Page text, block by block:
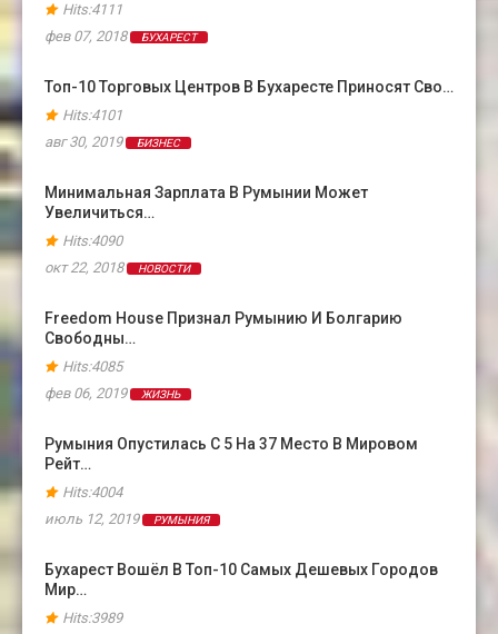
Hits:4111
фев 07, 2018
БУХАРЕСТ
Топ-10 Торговых Центров В Бухаресте Приносят Сво…
Hits:4101
авг 30, 2019
БИЗНЕС
Минимальная Зарплата В Румынии Может
Увеличиться…
Hits:4090
окт 22, 2018
НОВОСТИ
Freedom House Признал Румынию И Болгарию
Свободны…
Hits:4085
фев 06, 2019
ЖИЗНЬ
Румыния Опустилась С 5 На 37 Место В Мировом
Рейт…
Hits:4004
июль 12, 2019
РУМЫНИЯ
Бухарест Вошёл В Топ-10 Самых Дешевых Городов
Мир…
Hits:3989